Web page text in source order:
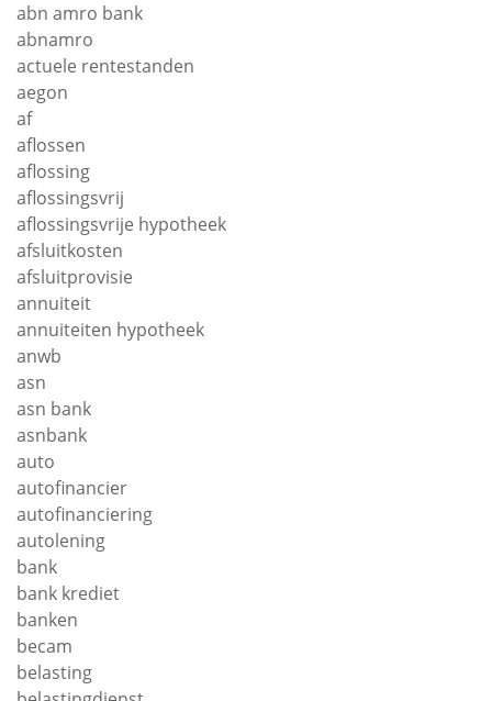
abn amro bank
abnamro
actuele rentestanden
aegon
af
aflossen
aflossing
aflossingsvrij
aflossingsvrije hypotheek
afsluitkosten
afsluitprovisie
annuiteit
annuiteiten hypotheek
anwb
asn
asn bank
asnbank
auto
autofinancier
autofinanciering
autolening
bank
bank krediet
banken
becam
belasting